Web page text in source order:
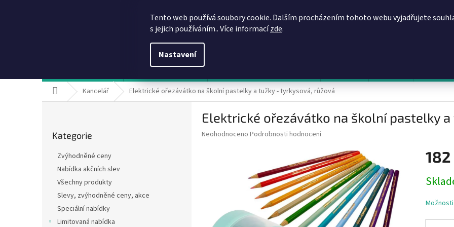
Tento web používá soubory cookie. Dalším procházením tohoto webu vyjadřujete
s jejich používáním.. Více informacízde.
Nastavení
Domů Kancelář Elektrické ořezávátko na školní pastelky a tužky - tyrkysová, růžová
kategorie
Kategorie
Zvýhodněné ceny
Nabídka akčních slev
Všechny produkty
Slevy, zvýhodněné ceny, akce
Speciální nabídky
Limitovaná nabídka
Elektrické ořezávátko na školní pastelky
Průměrné
Neohodnoceno Podrobnosti hodnocení
182
cena: